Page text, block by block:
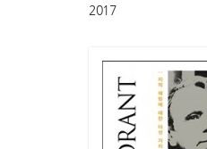
2017